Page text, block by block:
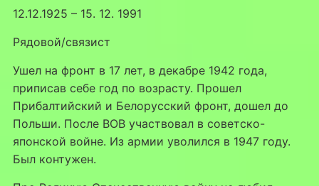
12.12.1925 – 15. 12. 1991
Рядовой/связист
Ушел на фронт в 17 лет, в декабре 1942 года,
приписав себе год по возрасту. Прошел
Прибалтийский и Белорусский фронт, дошел до
Польши. После ВОВ участвовал в советско-
японской войне. Из армии уволился в 1947 году.
Был контужен.